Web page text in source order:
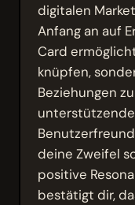
digitalen
Anfang an auf
Card
knüpfen,
Beziehungen
deine Zweifel
positive
bestätigt dir,